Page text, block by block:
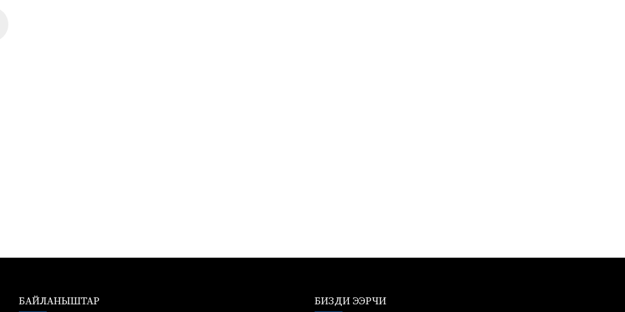
БАЙЛАНЫШТАР БИЗДИ ЭЭРЧИ